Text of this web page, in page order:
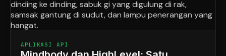
APLIKASI API